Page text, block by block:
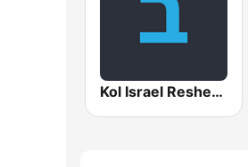
Kol Israel Reshet Bet